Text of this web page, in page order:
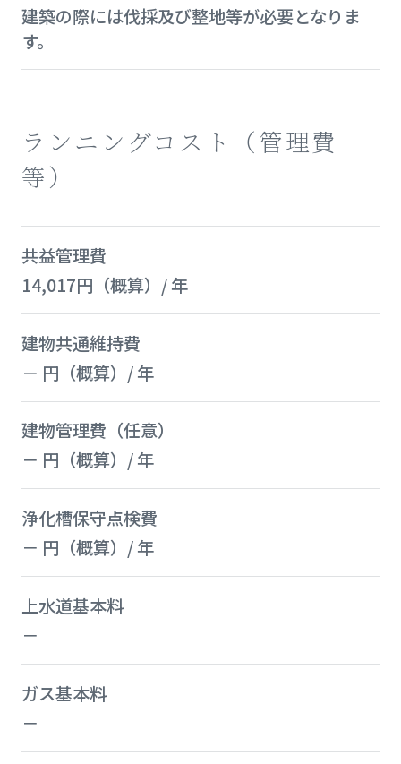
建築の際には伐採及び整地等が必要となりま
す。
ランニングコスト（管理費
等）
共益管理費
14,017円（概算）/ 年
建物共通維持費
－ 円（概算）/ 年
建物管理費（任意）
－ 円（概算）/ 年
浄化槽保守点検費
－ 円（概算）/ 年
上水道基本料
－
ガス基本料
－